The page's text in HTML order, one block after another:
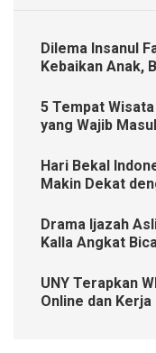
Dilema Insanul
Kebaikan Anak,
5 Tempat
yang Wajib
Hari Bekal
Makin Dekat
Drama Ijazah
Kalla Angkat
UNY Terapkan
Online dan